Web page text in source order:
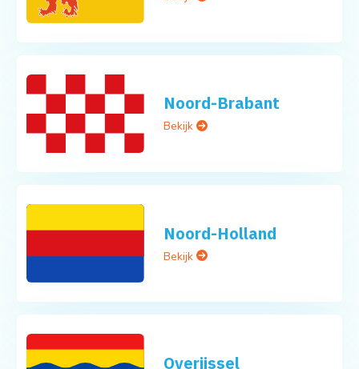
Noord-Brabant
Bekijk
Noord-Holland
Bekijk
Overijssel